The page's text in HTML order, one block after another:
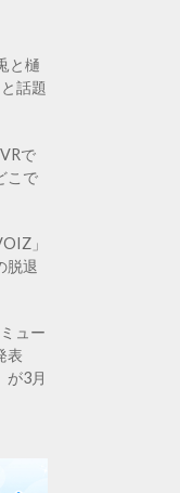
と樋
話題
で
こで
」
脱退
ュー
表
が3月